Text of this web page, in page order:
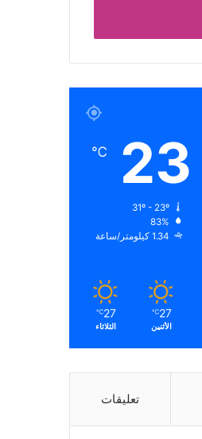
23
℃
83%
1.34 كيلومتر/ساعة
27
℃
الأثنين
27
℃
الثلاثاء
تعليقات